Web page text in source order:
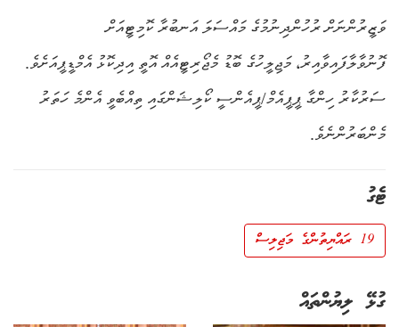
ވަޒީރުންނަށް ރުހުންދިނުމުގެ މައްސަލަ އަނބުރާ ކޮމިޓީއަށް
ފޮނުވާލާފައިވާއިރު، މަޖިލީހުގެ ބޮޑު މެޖޯރިޓީއެއް އޮތީ އިދިކޮޅު އެމްޑީޕީއަށެވެ.
ސަރުކާރު ހިންގާ ޕީޕީއެމް/ޕީއެންސީ ކޯލިޝަންގައި ތިއްބެވީ އެންމެ ހަތަރު
މެންބަރުންނެވެ.
ޓެގު
19 ރައްޔިތުންގެ މަޖިލިސް
ގުޅޭ ލިޔުންތައް